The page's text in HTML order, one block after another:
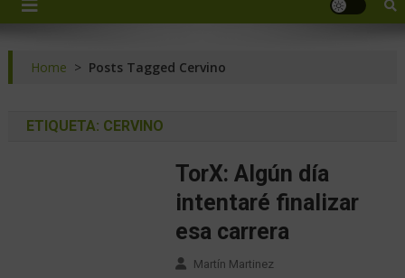
Home > Posts Tagged Cervino
ETIQUETA: CERVINO
TorX: Algún día
intentaré finalizar
esa carrera
Martín Martinez